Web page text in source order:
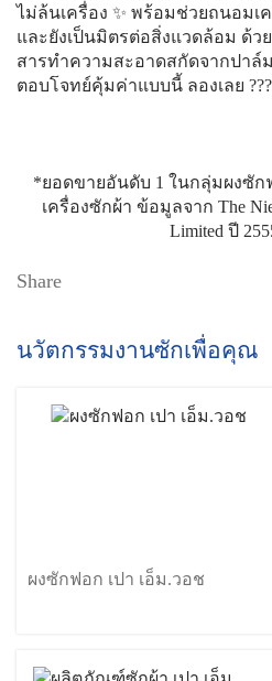
ไม่ล้นเครื่อง ✨ พร้อมช่วยถนอมเ
และยังเป็นมิตรต่อสิ่งแวดล้อม ด้วย
สารทำความสะอาดสกัดจากปาล์
ตอบโจทย์คุ้มค่าแบบนี้ ลองเลย
*ยอดขายอันดับ 1 ในกลุ่มผงซั
เครื่องซักผ้า ข้อมูลจาก The
Limited ปี
Share
นวัตกรรมงานซักเพื่อคุณ
ผงซักฟอก เปา เอ็ม.วอช